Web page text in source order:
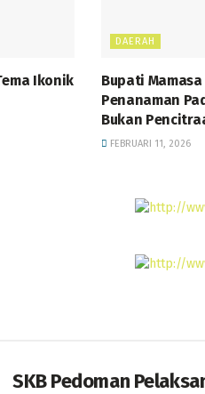
Ikonik
DAERAH
Bupati
Penanaman
Bukan
FEBRUARI 11, 2026
SKB Pedoman